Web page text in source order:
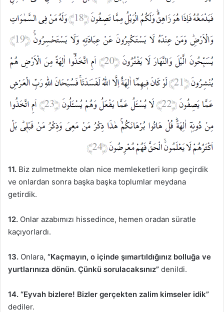
11. Biz zulmetmekte olan nice memleketleri kırıp geçirdik
ve onlardan sonra başka başka toplumlar meydana
getirdik.
12. Onlar azabımızı hissedince, hemen oradan süratle
kaçıyorlardı.
13. Onlara, “Kaçmayın, o içinde şımartıldığınız bolluğa ve
yurtlarınıza dönün. Çünkü sorulacaksınız” denildi.
14. “Eyvah bizlere! Bizler gerçekten zalim kimseler idik”
dediler.